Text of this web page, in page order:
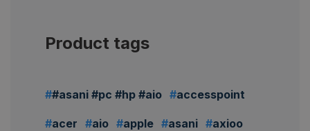
Product tags
#asani #pc #hp #aio accesspoint
acer aio apple asani axioo